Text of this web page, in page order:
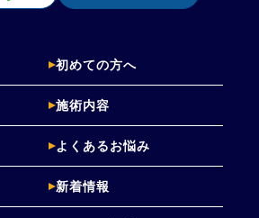
初めての方へ
施術内容
よくあるお悩み
新着情報